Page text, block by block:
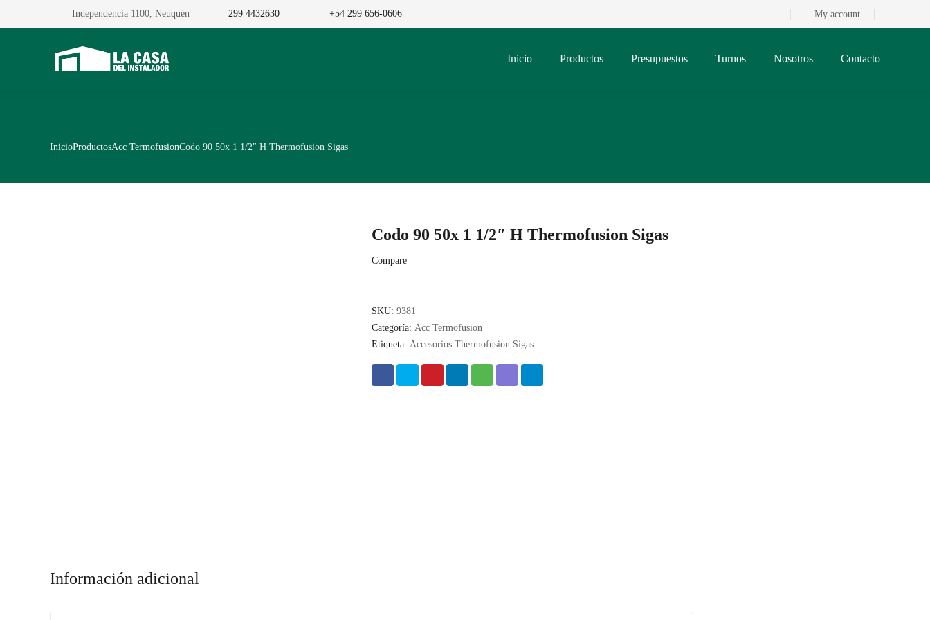
My account
Independencia 1100, Neuquén 299 4432630 +54 299 656-0606
Inicio Productos Presupuestos Turnos Nosotros Contacto
InicioProductosAcc TermofusionCodo 90 50x 1 1/2″ H Thermofusion Sigas
Codo 90 50x 1 1/2″ H Thermofusion Sigas
Compare
SKU: 9381
Categoría: Acc Termofusion
Etiqueta: Accesorios Thermofusion Sigas
Información adicional